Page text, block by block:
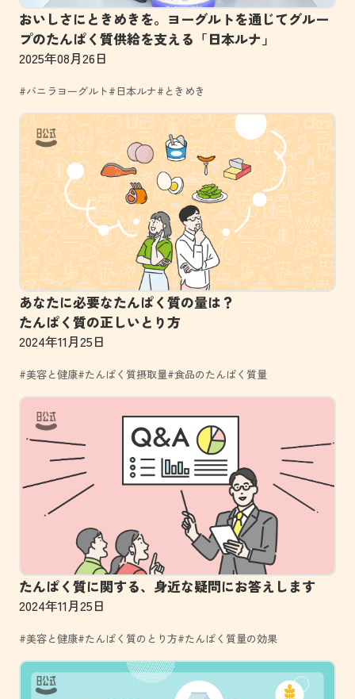
おいしさにときめきを。ヨーグルトを通じてグルー
プのたんぱく質供給を支える「日本ルナ」
2025年08月26日
#バニラヨーグルト#日本ルナ#ときめき
あなたに必要なたんぱく質の量は？
たんぱく質の正しいとり方
2024年11月25日
#美容と健康#たんぱく質摂取量#食品のたんぱく質量
たんぱく質に関する、身近な疑問にお答えします
2024年11月25日
#美容と健康#たんぱく質のとり方#たんぱく質量の効果